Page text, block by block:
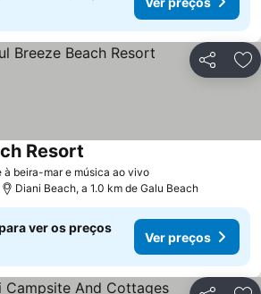
Partilhar
à beira-mar e música ao vivo
Resort
Diani Beach, a 1.0 km de Galu Beach
ver os preços
Ver preços